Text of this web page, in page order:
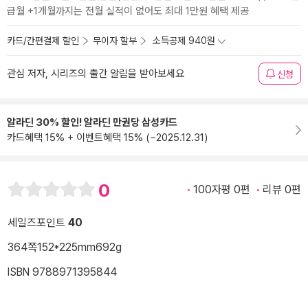
급월 +1개월까지는 전월 실적이 없어도 최대 1만원 혜택 제공
카드/간편결제 할인 무이자 할부 소득공제 940원
관심 저자, 시리즈의 출간 알림을 받아보세요 신청
알라딘 30% 할인! 알라딘 만권당 삼성카드
카드혜택 15% + 이벤트혜택 15% (~2025.12.31)
0 100자평 0편 리뷰 0편
세일즈포인트 40
364쪽152*225mm692g
ISBN 9788971395844